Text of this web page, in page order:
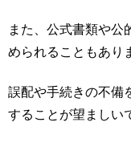
また、公式書類や公
められることもあり
誤配や手続きの不備
することが望ましい